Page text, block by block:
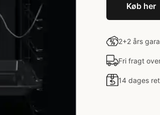
Køb her
2+2 års
Fri fragt
14 dages